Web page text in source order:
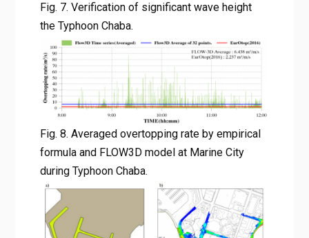
Fig. 7. Verification of significant wave height
the Typhoon Chaba.
Fig. 8. Averaged overtopping rate by empirical
formula and FLOW3D model at Marine City
during Typhoon Chaba.